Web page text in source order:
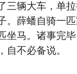
三辆大车，单
。薛蟠自骑一
坐马。诸事完
自不必备说。